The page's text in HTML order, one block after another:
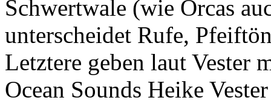
Schwertwale (wie Orcas
unterscheidet Rufe,
Letztere geben laut Vester
Ocean Sounds Heike